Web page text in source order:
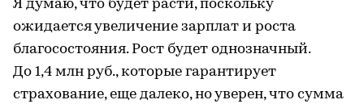
Я думаю, что будет расти, поскольку
ожидается увеличение зарплат и роста
благосостояния. Рост будет однозначный.
До 1,4 млн руб., которые гарантирует
страхование, еще далеко, но уверен, что сумма